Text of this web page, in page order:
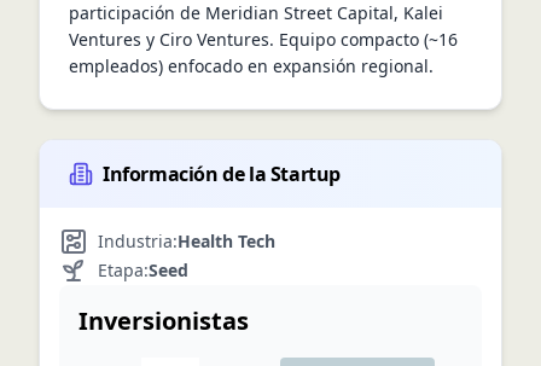
participación de Meridian Street Capital, Kalei
Ventures y Ciro Ventures. Equipo compacto (~16
empleados) enfocado en expansión regional.
Información de la Startup
Industria:Health Tech
Etapa:Seed
Inversionistas